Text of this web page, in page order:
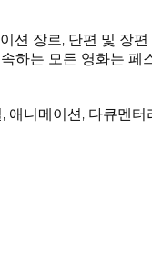
장르, 단편 및 장편
하는 모든 영화는 페
니메이션, 다큐멘터